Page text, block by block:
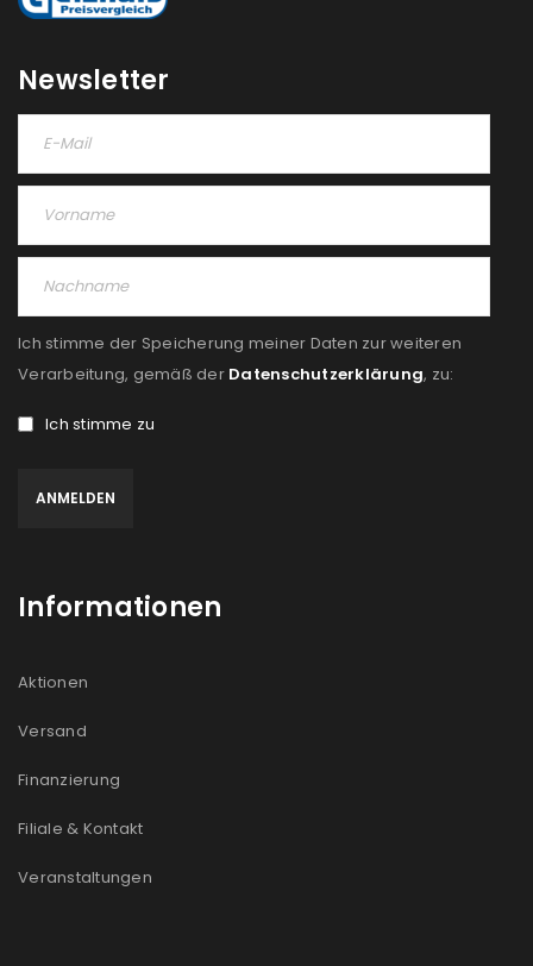
Newsletter
Ich stimme der Speicherung meiner Daten zur weiteren
Verarbeitung, gemäß der Datenschutzerklärung, zu:
Ich stimme zu
Informationen
Aktionen
Versand
Finanzierung
Filiale & Kontakt
Veranstaltungen